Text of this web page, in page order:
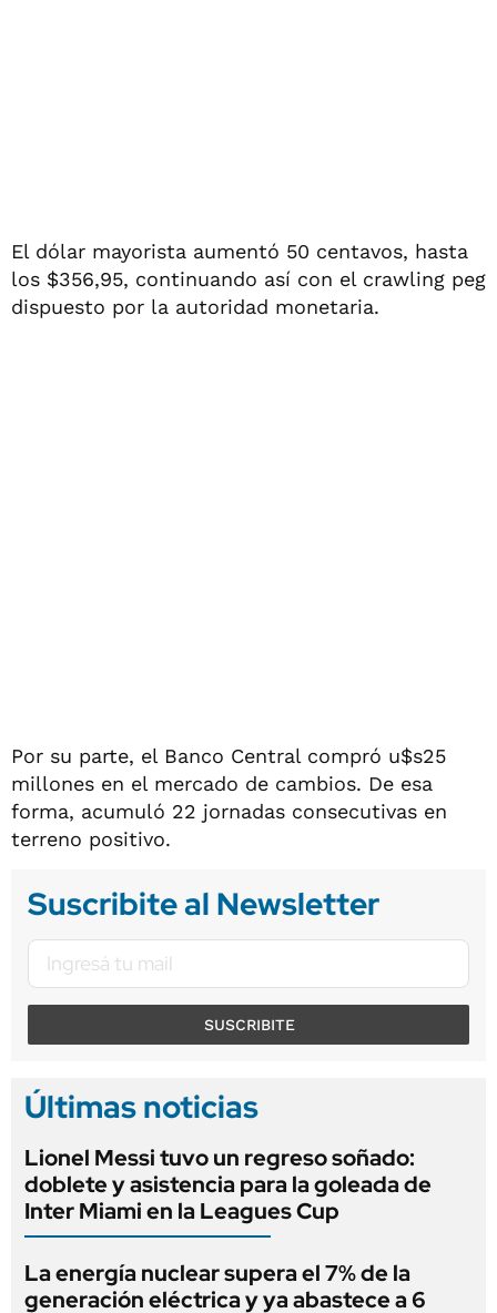
El dólar mayorista aumentó 50 centavos, hasta
los $356,95, continuando así con el crawling peg
dispuesto por la autoridad monetaria.
Por su parte, el Banco Central compró u$s25
millones en el mercado de cambios. De esa
forma, acumuló 22 jornadas consecutivas en
terreno positivo.
Suscribite al Newsletter
SUSCRIBITE
Últimas noticias
Lionel Messi tuvo un regreso soñado:
doblete y asistencia para la goleada de
Inter Miami en la Leagues Cup
La energía nuclear supera el 7% de la
generación eléctrica y ya abastece a 6